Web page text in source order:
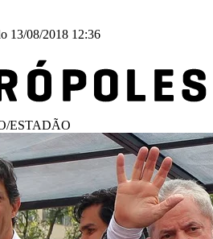
13/08/2018 12:36
ESTADÃO